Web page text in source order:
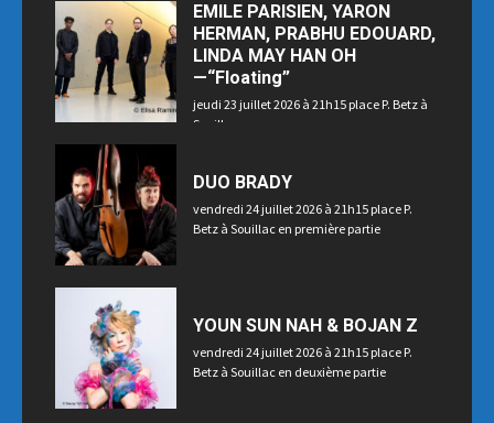
EMILE PARISIEN, YARON
HERMAN, PRABHU EDOUARD,
LINDA MAY HAN OH
—“Floating”
jeudi 23 juillet 2026 à 21h15 place P. Betz à
Souillac
DUO BRADY
vendredi 24 juillet 2026 à 21h15 place P.
Betz à Souillac en première partie
YOUN SUN NAH & BOJAN Z
vendredi 24 juillet 2026 à 21h15 place P.
Betz à Souillac en deuxième partie